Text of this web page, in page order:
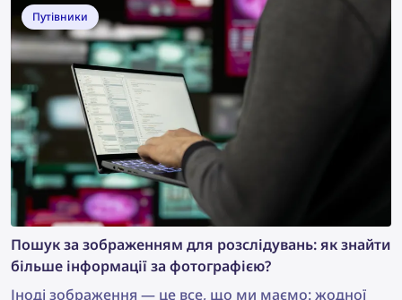
Путівники
Пошук за зображенням для розслідувань: як знайти
більше інформації за фотографією?
Іноді зображення — це все, що ми маємо: жодної